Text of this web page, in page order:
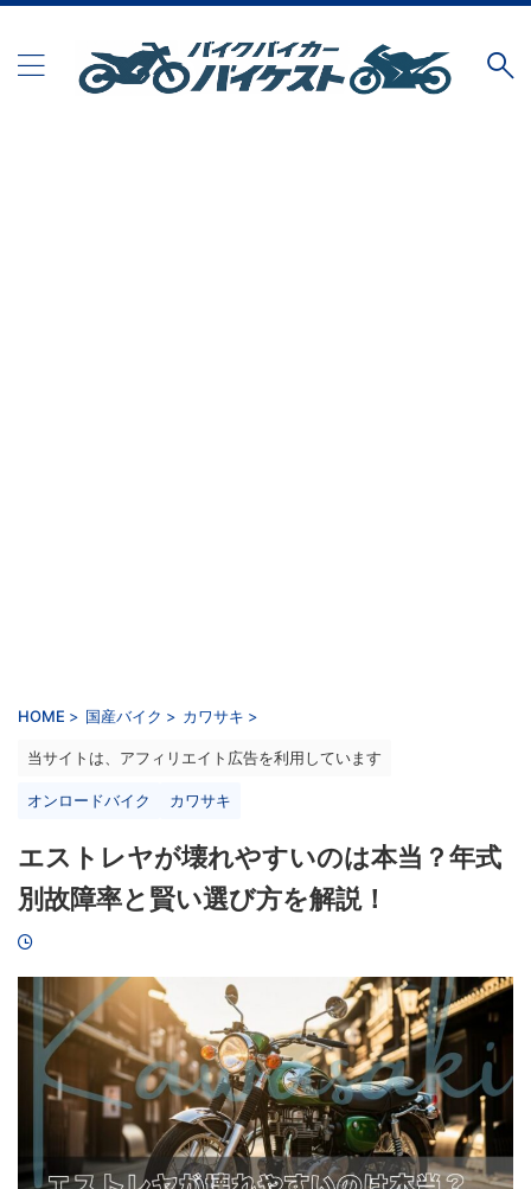
HOME > 国産バイク > カワサキ >
当サイトは、アフィリエイト広告を利用しています
オンロードバイク カワサキ
エストレヤが壊れやすいのは本当？年式
別故障率と賢い選び方を解説！